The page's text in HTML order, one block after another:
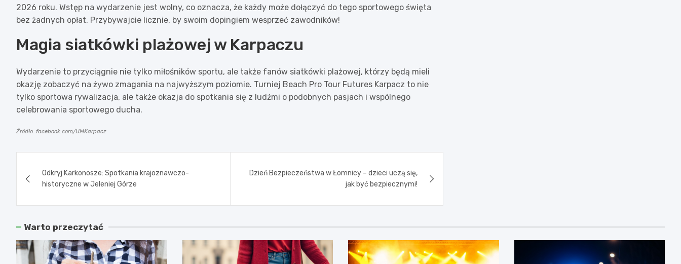
2026 roku. Wstęp na wydarzenie jest wolny, co oznacza, że każdy może dołączyć do tego sportowego święta
bez żadnych opłat. Przybywajcie licznie, by swoim dopingiem wesprzeć zawodników!
Magia siatkówki plażowej w Karpaczu
Wydarzenie to przyciągnie nie tylko miłośników sportu, ale także fanów siatkówki plażowej, którzy będą mieli
okazję zobaczyć na żywo zmagania na najwyższym poziomie. Turniej Beach Pro Tour Futures Karpacz to nie
tylko sportowa rywalizacja, ale także okazja do spotkania się z ludźmi o podobnych pasjach i wspólnego
celebrowania sportowego ducha.
Źródło: facebook.com/UMKarpacz
wpisu
Odkryj Karkonosze: Spotkania krajoznawczo-
historyczne w Jeleniej Górze
Dzień Bezpieczeństwa w Łomnicy – dzieci uczą się,
jak być bezpiecznymi!
Warto przeczytać